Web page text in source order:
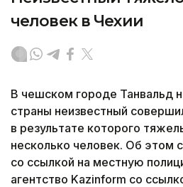
человек в Чехии
В чешском городе Танвальд
страны неизвестный
в результате которого
несколько человек. Об этом
со ссылкой на местную
агентство Kazinform со